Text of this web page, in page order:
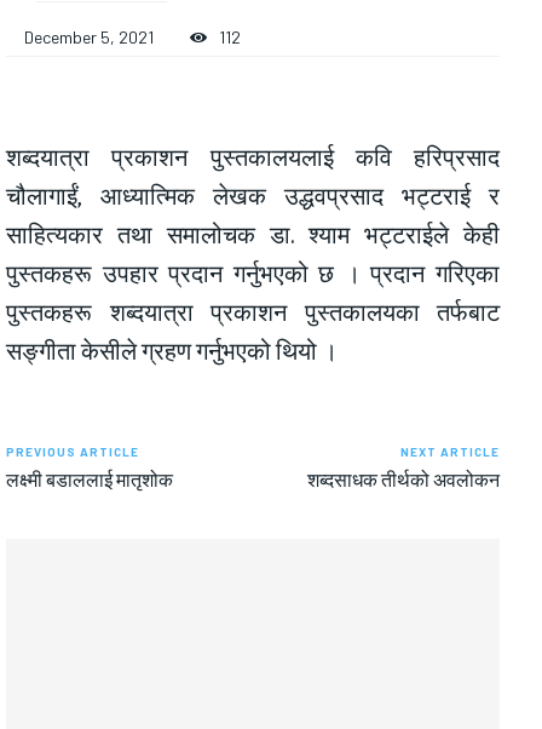
December 5, 2021 112
शब्दयात्रा प्रकाशन पुस्तकालयलाई कवि हरिप्रसाद
चौलागाईं, आध्यात्मिक लेखक उद्धवप्रसाद भट्टराई र
साहित्यकार तथा समालोचक डा. श्याम भट्टराईले केही
पुस्तकहरू उपहार प्रदान गर्नुभएको छ । प्रदान गरिएका
पुस्तकहरू शब्दयात्रा प्रकाशन पुस्तकालयका तर्फबाट
सङ्गीता केसीले ग्रहण गर्नुभएको थियो ।
PREVIOUS ARTICLE
लक्ष्मी बडाललाई मातृशोक
NEXT ARTICLE
शब्दसाधक तीर्थको अवलोकन